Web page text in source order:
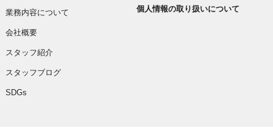
業務内容について
会社概要
スタッフ紹介
スタッフブログ
SDGs
個人情報の取り扱いについて